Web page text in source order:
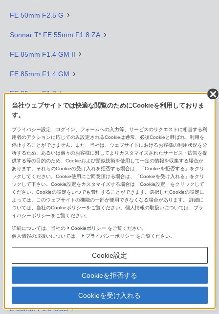
FE 50mm F2.5 G
Sonnar T* FE 55mm F1.8 ZA
FE 85mm F1.4 GM II
FE 85mm F1.4 GM
FE 85mm F1.8
FE 100mm F2.8 STF GM OSS
FE 135mm F1.8 GM
FE 300mm F2.8 GM OSS
FE 400mm F2.8 GM OSS
FE 600mm F4 GM OSS
E 11mm F1.8
E 15mm F1.4 G
E16mm F2.8
E 20mm F2.8
Sonnar T＊ E 24mm F1.8 ZA
E 35mm F1.8 OSS
当社ウェブサイトでは快適な閲覧のためにCookieを利用しておりま
す。
プライバシー設定、ログイン、フォームへの入力等、サービスのリクエストに相当する利
用者のアクションに応じてのみ設定されるCookieは通常、必須Cookieと呼ばれ、利用を
停止することができません。また、当社は、ウェブサイトにおけるお客様の利用状況を分
析するため、あるいは個々のお客様に対してよりカスタマイズされたサービス・広告を提
供する等の目的のため、Cookieおよび類似技術を使用して一定の情報を収集する場合が
あります。それらのCookieの受け入れを拒否する場合は、「Cookieを拒否する」をクリ
ックしてください。Cookie使用にご同意頂ける場合は、「Cookieを受け入れる」をクリ
ックして下さい。Cookie設定をカスタマイズする場合は「Cookie設定」をクリックして
ください。Cookieの設定をいつでも管理することができます。選択したCookieの設定に
よっては、このウェブサイトの機能の一部が使用できなくなる場合があります。 詳細に
ついては、当社のCookieポリシーをご覧ください。個人情報の取扱いについては、プラ
イバシーポリシーをご覧ください。
詳細については、当社の Cookieポリシー をご覧ください。
個人情報の取扱いについては、
プライバシーポリシー をご覧ください。
Cookie設定
Cookieを拒否する
Cookieを受け入れる